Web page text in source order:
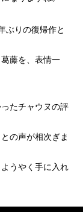
ぶりの復帰作と
藤を、表情一
たチャウヌの評
の声が相次ぎま
うやく手に入れ